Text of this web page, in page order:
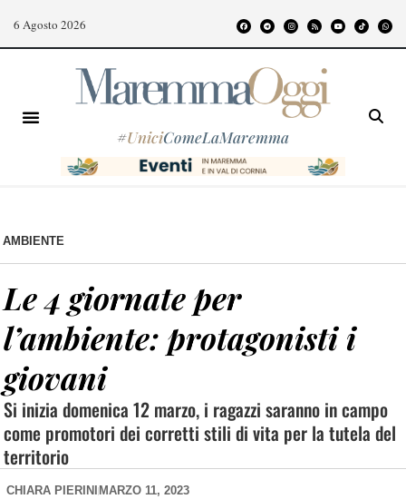
6 Agosto 2026
#UniciComeLaMaremma
AMBIENTE
Le 4 giornate per
l’ambiente: protagonisti i
giovani
Si inizia domenica 12 marzo, i ragazzi saranno in campo
come promotori dei corretti stili di vita per la tutela del
territorio
CHIARA PIERINI MARZO 11, 2023